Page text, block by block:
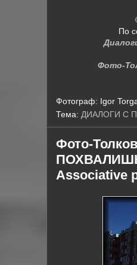
По
Фото-
Фотограф: Igor
Тема: ДИАЛОГИ С
Фото-
Associative